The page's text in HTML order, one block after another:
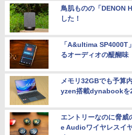
鳥肌ものの「DENON
した！
「A&ultima SP4000T
るオーディオの醍醐味
メモリ32GBでも予算
yzen搭載dynabookを
エントリーなのに脅
e Audioワイヤレスイ